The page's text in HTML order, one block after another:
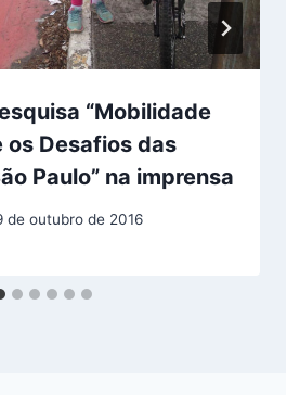
“Mobilidade
os Desafios das
Paulo” na imprensa
de outubro de 2016